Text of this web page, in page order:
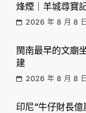
烽煙｜羊城尋寶
2026 年 8 月 8 日
閩南最早的文廟
建
2026 年 8 月 8 日
印尼“牛仔財長